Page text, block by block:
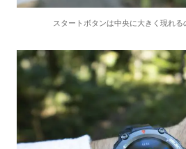
スタートボタンは中央に大きく現れる